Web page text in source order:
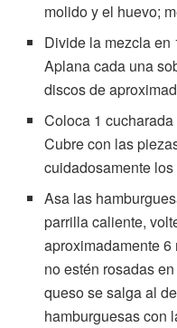
molido y el huevo;
Divide la mezcla en
Aplana cada una
discos de
Coloca 1
Cubre con las
cuidadosamente
Asa las
parrilla caliente,
aproximadamente
no estén rosadas
queso se salga al
hamburguesas con